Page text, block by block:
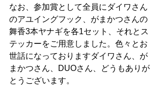
なお、参加賞として全員にダイワさん
のアユイングフック、がまかつさんの
舞香3本ヤナギを各1セット、それとス
テッカーをご用意しました。色々とお
世話になっておりますダイワさん、が
まかつさん、DUOさん、どうもありが
とうございます。